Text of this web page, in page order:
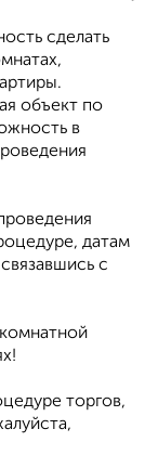
сделать
объект по
в
датам
с
торгов,